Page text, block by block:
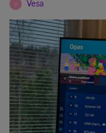
V Vesa